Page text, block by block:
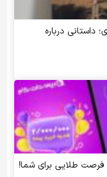
داستانی درباره
فرصت طلایی برای شما!